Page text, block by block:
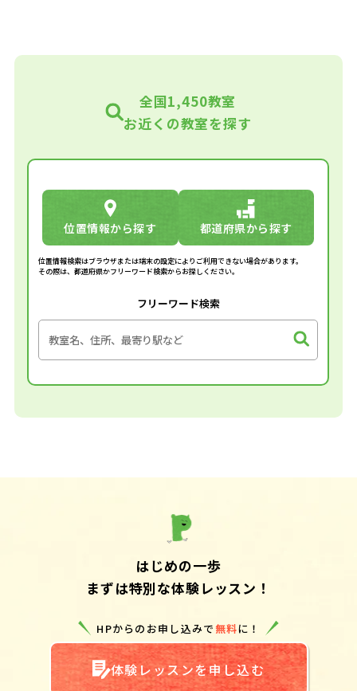
全国1,450教室
お近くの教室を探す
位置情報から探す 都道府県から探す
位置情報検索はブラウザまたは端末の設定によりご利用できない場合があります。
その際は、都道府県かフリーワード検索からお探しください。
フリーワード検索
はじめの一歩
まずは特別な体験レッスン！
HPからのお申し込みで無料に！
体験レッスンを申し込む